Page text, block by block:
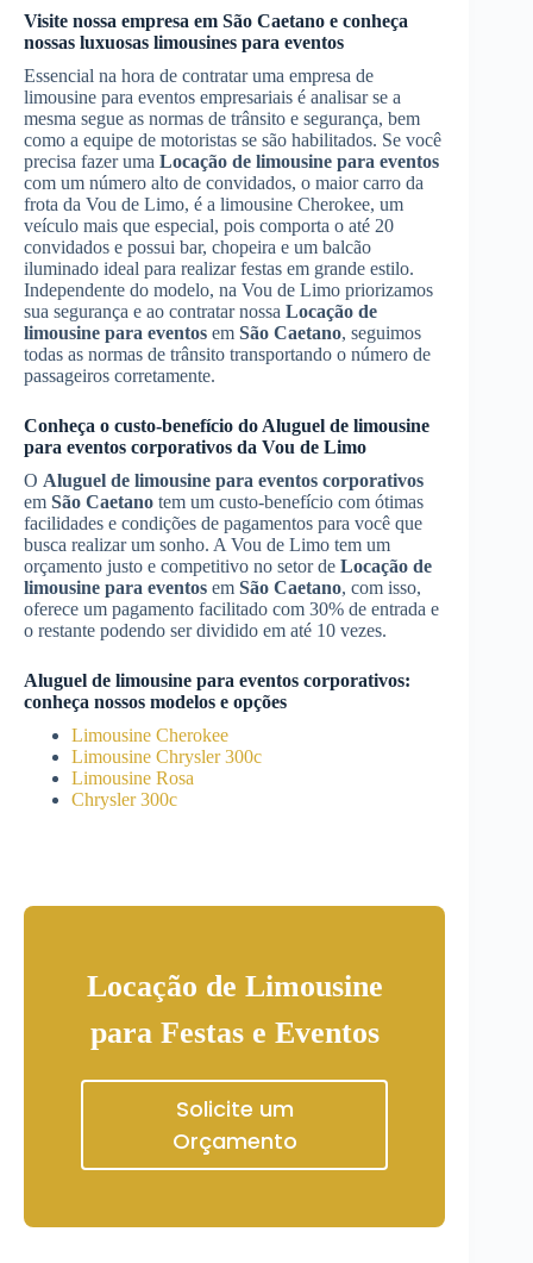
Visite nossa empresa em São Caetano e conheça
nossas luxuosas limousines para eventos
Essencial na hora de contratar uma empresa de
limousine para eventos empresariais é analisar se a
mesma segue as normas de trânsito e segurança, bem
como a equipe de motoristas se são habilitados. Se você
precisa fazer uma Locação de limousine para eventos
com um número alto de convidados, o maior carro da
frota da Vou de Limo, é a limousine Cherokee, um
veículo mais que especial, pois comporta o até 20
convidados e possui bar, chopeira e um balcão
iluminado ideal para realizar festas em grande estilo.
Independente do modelo, na Vou de Limo priorizamos
sua segurança e ao contratar nossa Locação de
limousine para eventos em São Caetano, seguimos
todas as normas de trânsito transportando o número de
passageiros corretamente.
Conheça o custo-benefício do Aluguel de limousine
para eventos corporativos da Vou de Limo
O Aluguel de limousine para eventos corporativos
em São Caetano tem um custo-benefício com ótimas
facilidades e condições de pagamentos para você que
busca realizar um sonho. A Vou de Limo tem um
orçamento justo e competitivo no setor de Locação de
limousine para eventos em São Caetano, com isso,
oferece um pagamento facilitado com 30% de entrada e
o restante podendo ser dividido em até 10 vezes.
Aluguel de limousine para eventos corporativos:
conheça nossos modelos e opções
Limousine Cherokee
Limousine Chrysler 300c
Limousine Rosa
Chrysler 300c
Locação de Limousine
para Festas e Eventos
Solicite um
Orçamento